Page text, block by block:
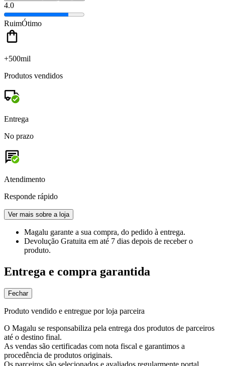
4.0
RuimÓtimo
+500mil
Produtos vendidos
Entrega
No prazo
Atendimento
Responde rápido
Ver mais sobre a loja
Magalu garante a sua compra, do pedido à entrega.
Devolução Gratuita em até 7 dias depois de receber o
produto.
Entrega e compra garantida
Fechar
Produto vendido e entregue por loja parceira
O Magalu se responsabiliza pela entrega dos produtos de parceiros
até o destino final.
As vendas são certificadas com nota fiscal e garantimos a
procedência de produtos originais.